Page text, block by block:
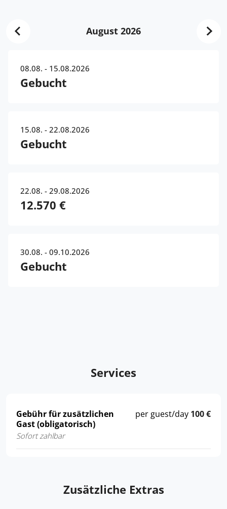
August 2026
08.08. - 15.08.2026
Gebucht
15.08. - 22.08.2026
Gebucht
22.08. - 29.08.2026
12.570 €
30.08. - 09.10.2026
Gebucht
Services
Gebühr für zusätzlichen
Gast (obligatorisch)
Sofort zahlbar
per guest/day 100 €
Zusätzliche Extras